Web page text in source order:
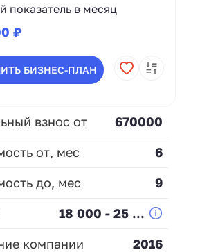
показатель в месяц
₽
БИЗНЕС-ПЛАН
взнос от
670000
от, мес
6
до, мес
9
18 000 - 25 ...
компании
2016